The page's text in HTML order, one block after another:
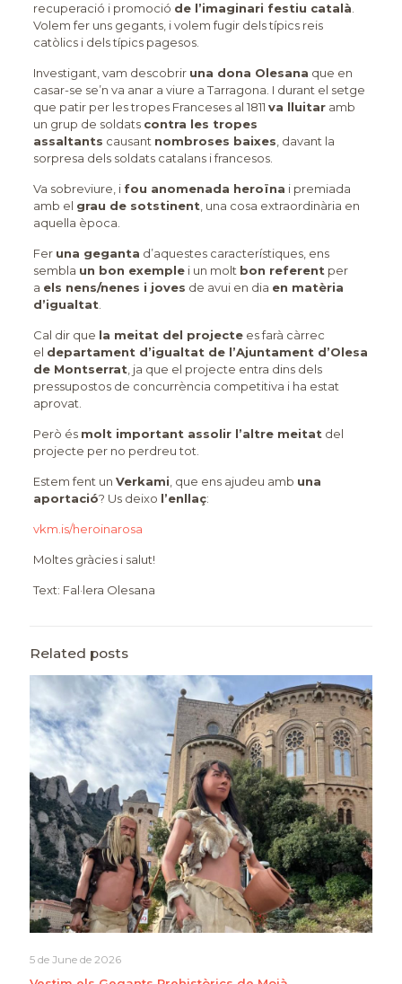
recuperació i promoció de l’imaginari festiu català
Volem fer uns gegants, i volem fugir dels típics reis
catòlics i dels típics pagesos.
Investigant, vam descobrir una dona Olesana que en
casar-se se’n va anar a viure a Tarragona. I durant el setge
que patir per les tropes Franceses al 1811 va lluitaramb
un grup de soldats contra les tropes
assaltants causant nombroses baixes , davant la
sorpresa dels soldats catalans i francesos.
Va sobreviure, i fou anomenada heroïna i premiada
amb el grau de sotstinent , una cosa extraordinària en
aquella època.
Fer una geganta d’aquestes característiques, ens
sembla un bon exemplei un molt bon referent per
a els nens/nenes i joves de avui en dia en matèria
d’igualtat
Cal dir que la meitat del projectees farà càrrec
el departament d’igualtat de l’Ajuntament d’Olesa
de Montserrat , ja que el projecte entra dins dels
pressupostos de concurrència competitiva i ha estat
aprovat.
Però és molt important assolir l’altre meitat del
projecte per no perdreu tot.
Estem fent un Verkami , que ens ajudeu amb una
aportació? Us deixo l’enllaç:
vkm.is/heroinarosa
Moltes gràcies i salut!
Text: Fal·lera Olesana
Related posts
5 de June de 2026